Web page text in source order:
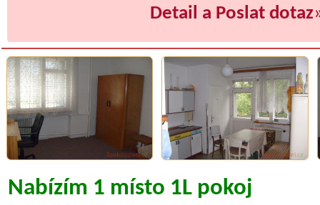
Detail a Poslat dotaz
Nabízím 1 místo 1L pokoj